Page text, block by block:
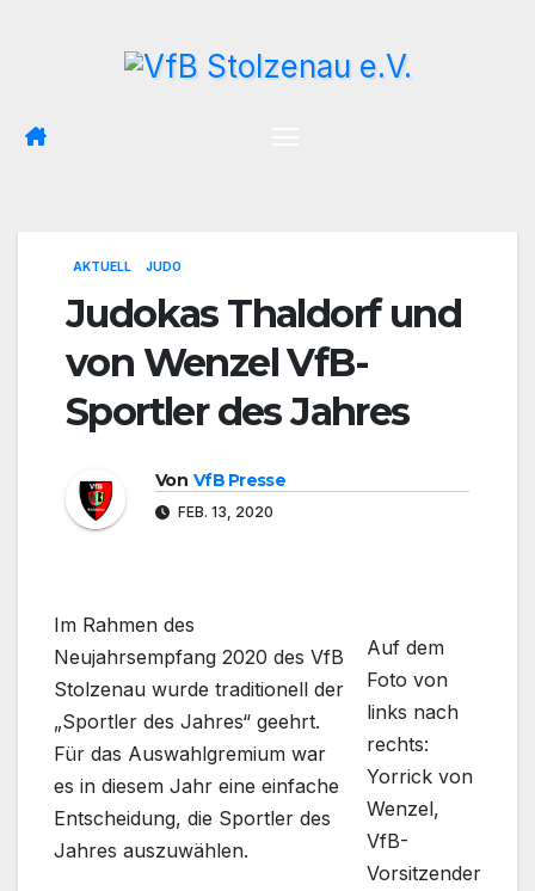
AKTUELL JUDO
Judokas Thaldorf und
von Wenzel VfB-
Sportler des Jahres
Von VfB Presse
FEB. 13, 2020
Auf dem
Foto von
links nach
rechts:
Yorrick von
Wenzel,
VfB-
Vorsitzender
Im Rahmen des
Neujahrsempfang 2020 des VfB
Stolzenau wurde traditionell der
„Sportler des Jahres“ geehrt.
Für das Auswahlgremium war
es in diesem Jahr eine einfache
Entscheidung, die Sportler des
Jahres auszuwählen.